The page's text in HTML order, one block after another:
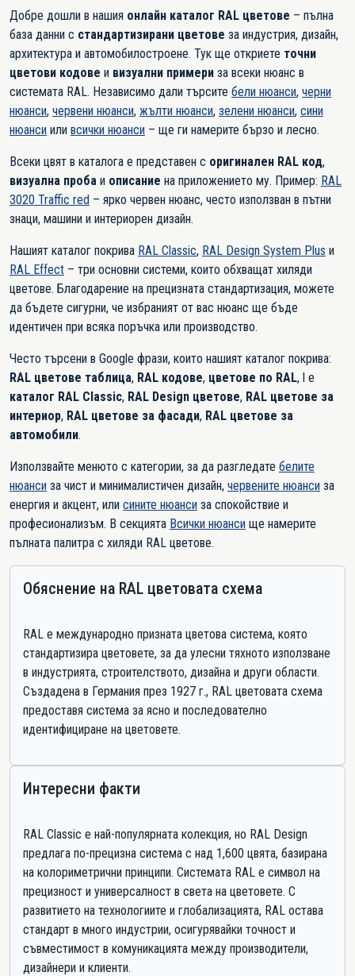
Добре дошли в нашия онлайн каталог RAL цветове – пълна
база данни с стандартизирани цветове за индустрия, дизайн,
архитектура и автомобилостроене. Тук ще откриете точни
цветови кодове и визуални примери за всеки нюанс в
системата RAL. Независимо дали търсите бели нюанси, черни
нюанси, червени нюанси, жълти нюанси, зелени нюанси, сини
нюанси или всички нюанси – ще ги намерите бързо и лесно.
Всеки цвят в каталога е представен с оригинален RAL код,
визуална проба и описание на приложението му. Пример: RAL
3020 Traffic red – ярко червен нюанс, често използван в пътни
знаци, машини и интериорен дизайн.
Нашият каталог покрива RAL Classic, RAL Design System Plus и
RAL Effect – три основни системи, които обхващат хиляди
цветове. Благодарение на прецизната стандартизация, можете
да бъдете сигурни, че избраният от вас нюанс ще бъде
идентичен при всяка поръчка или производство.
Често търсени в Google фрази, които нашият каталог покрива:
RAL цветове таблица, RAL кодове, цветове по RAL, l e
каталог RAL Classic, RAL Design цветове, RAL цветове за
интериор, RAL цветове за фасади, RAL цветове за
автомобили.
Използвайте менюто с категории, за да разгледате белите
нюанси за чист и минималистичен дизайн, червените нюанси за
енергия и акцент, или сините нюанси за спокойствие и
професионализъм. В секцията Всички нюанси ще намерите
пълната палитра с хиляди RAL цветове.
Обяснение на RAL цветовата схема
RAL е международно призната цветова система, която
стандартизира цветовете, за да улесни тяхното използване
в индустрията, строителството, дизайна и други области.
Създадена в Германия през 1927 г., RAL цветовата схема
предоставя система за ясно и последователно
идентифициране на цветовете.
Интересни факти
RAL Classic е най-популярната колекция, но RAL Design
предлага по-прецизна система с над 1,600 цвята, базирана
на колориметрични принципи. Системата RAL е символ на
прецизност и универсалност в света на цветовете. С
развитието на технологиите и глобализацията, RAL остава
стандарт в много индустрии, осигурявайки точност и
съвместимост в комуникацията между производители,
дизайнери и клиенти.